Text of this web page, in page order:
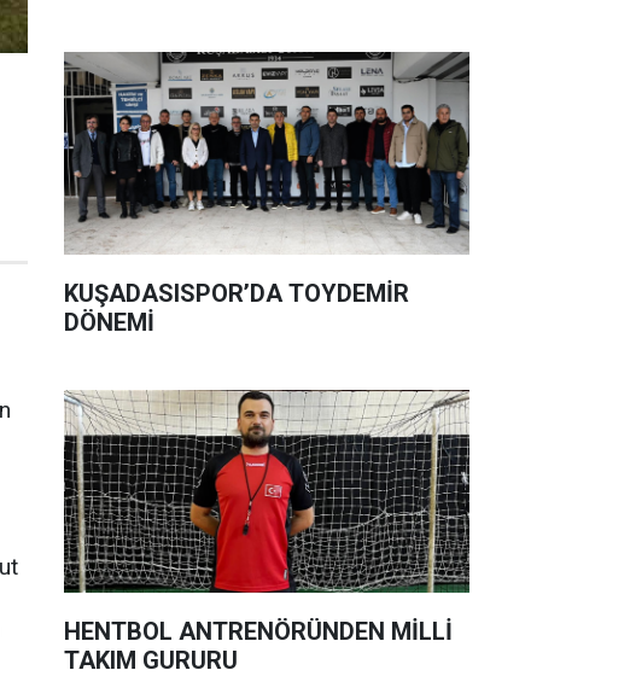
KUŞADASISPOR’DA TOYDEMİR
DÖNEMİ
HENTBOL ANTRENÖRÜNDEN MİLLİ
TAKIM GURURU